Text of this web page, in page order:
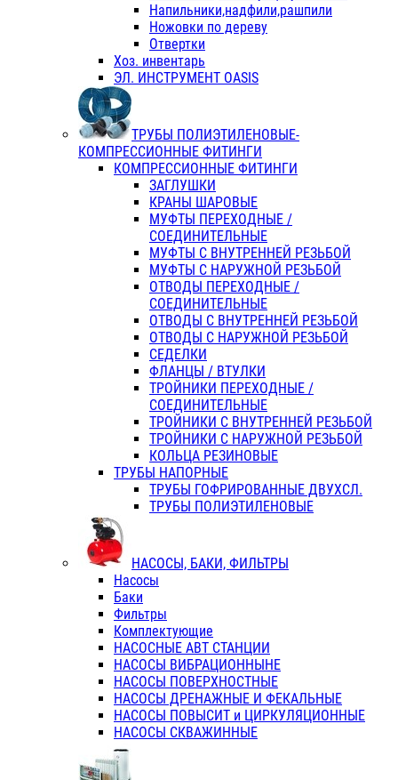
Напильники,надфили,рашпили
Ножовки по дереву
Отвертки
Хоз. инвентарь
ЭЛ. ИНСТРУМЕНТ OASIS
ТРУБЫ ПОЛИЭТИЛЕНОВЫЕ-
КОМПРЕССИОННЫЕ ФИТИНГИ
КОМПРЕССИОННЫЕ ФИТИНГИ
ЗАГЛУШКИ
КРАНЫ ШАРОВЫЕ
МУФТЫ ПЕРЕХОДНЫЕ /
СОЕДИНИТЕЛЬНЫЕ
МУФТЫ С ВНУТРЕННЕЙ РЕЗЬБОЙ
МУФТЫ С НАРУЖНОЙ РЕЗЬБОЙ
ОТВОДЫ ПЕРЕХОДНЫЕ /
СОЕДИНИТЕЛЬНЫЕ
ОТВОДЫ С ВНУТРЕННЕЙ РЕЗЬБОЙ
ОТВОДЫ С НАРУЖНОЙ РЕЗЬБОЙ
СЕДЕЛКИ
ФЛАНЦЫ / ВТУЛКИ
ТРОЙНИКИ ПЕРЕХОДНЫЕ /
СОЕДИНИТЕЛЬНЫЕ
ТРОЙНИКИ С ВНУТРЕННЕЙ РЕЗЬБОЙ
ТРОЙНИКИ С НАРУЖНОЙ РЕЗЬБОЙ
КОЛЬЦА РЕЗИНОВЫЕ
ТРУБЫ НАПОРНЫЕ
ТРУБЫ ГОФРИРОВАННЫЕ ДВУХСЛ.
ТРУБЫ ПОЛИЭТИЛЕНОВЫЕ
НАСОСЫ, БАКИ, ФИЛЬТРЫ
Насосы
Баки
Фильтры
Комплектующие
НАСОСНЫЕ АВТ СТАНЦИИ
НАСОСЫ ВИБРАЦИОННЫНЕ
НАСОСЫ ПОВЕРХНОСТНЫЕ
НАСОСЫ ДРЕНАЖНЫЕ И ФЕКАЛЬНЫЕ
НАСОСЫ ПОВЫСИТ и ЦИРКУЛЯЦИОННЫЕ
НАСОСЫ СКВАЖИННЫЕ